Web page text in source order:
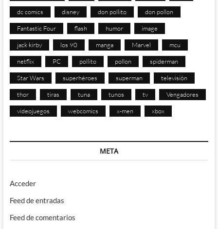
dc comics disney don pollito don pollon
Fantastic Four flash humor image
jack kirby los 90 manga Marvel mcu
netflix PC pollito pollon spiderman
Star Wars superhéroes superman televisión
thor tiras tuna tunos tv Vengadores
videojuegos webcomics x-men xbox
META
Acceder
Feed de entradas
Feed de comentarios